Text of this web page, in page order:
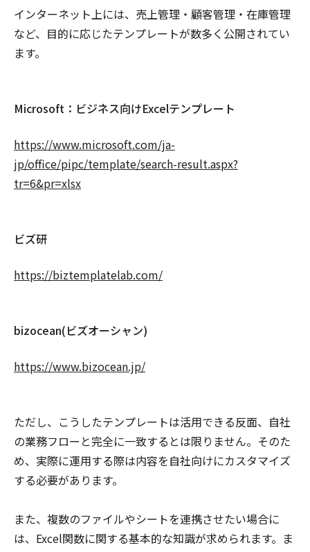
インターネット上には、売上管理・顧客管理・在庫管理
など、目的に応じたテンプレートが数多く公開されてい
ます。
Microsoft：ビジネス向けExcelテンプレート
https://www.microsoft.com/ja-
jp/office/pipc/template/search-result.aspx?
tr=6&pr=xlsx
ビズ研
https://biztemplatelab.com/
bizocean(ビズオーシャン)
https://www.bizocean.jp/
ただし、こうしたテンプレートは活用できる反面、自社
の業務フローと完全に一致するとは限りません。そのた
め、実際に運用する際は内容を自社向けにカスタマイズ
する必要があります。
また、複数のファイルやシートを連携させたい場合に
は、Excel関数に関する基本的な知識が求められます。ま